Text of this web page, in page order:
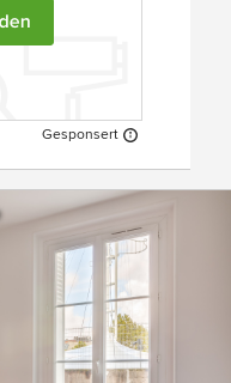
Gesponsert